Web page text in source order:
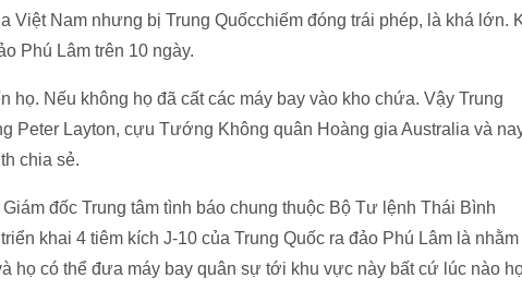
Việt Nam nhưng bị Trung Quốcchiếm đóng trái phép, là khá lớn.
Phú Lâm trên 10 ngày.
họ. Nếu không họ đã cất các máy bay vào kho chứa. Vậy Trung
Peter Layton, cựu Tướng Không quân Hoàng gia Australia và
chia sẻ.
đốc Trung tâm tình báo chung thuộc Bộ Tư lệnh Thái Bình
khai 4 tiêm kích J-10 của Trung Quốc ra đảo Phú Lâm là nhằm
họ có thể đưa máy bay quân sự tới khu vực này bất cứ lúc nào